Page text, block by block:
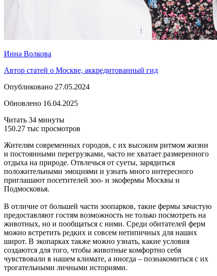
Инна Волкова
Автор статей о Москве, аккредитованный гид
Опубликовано 27.05.2024
Обновлено 16.04.2025
Читать 34 минуты
150.27 тыс просмотров
Жителям современных городов, с их высоким ритмом жизни
и постоянными перегрузками, часто не хватает размеренного
отдыха на природе. Отвлечься от суеты, зарядиться
положительными эмоциями и узнать много интересного
приглашают посетителей зоо- и экофермы Москвы и
Подмосковья.
В отличие от большей части зоопарков, такие фермы зачастую
предоставляют гостям возможность не только посмотреть на
животных, но и пообщаться с ними. Среди обитателей ферм
можно встретить редких и совсем нетипичных для наших
широт. В экопарках также можно узнать, какие условия
создаются для того, чтобы животные комфортно себя
чувствовали в нашем климате, а иногда – познакомиться с их
трогательными личными историями.